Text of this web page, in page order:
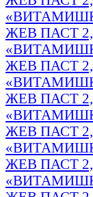
ЖЕВ ПАСТ
ЖЕВ ПАСТ
ЖЕВ ПАСТ
ЖЕВ ПАСТ
ЖЕВ ПАСТ